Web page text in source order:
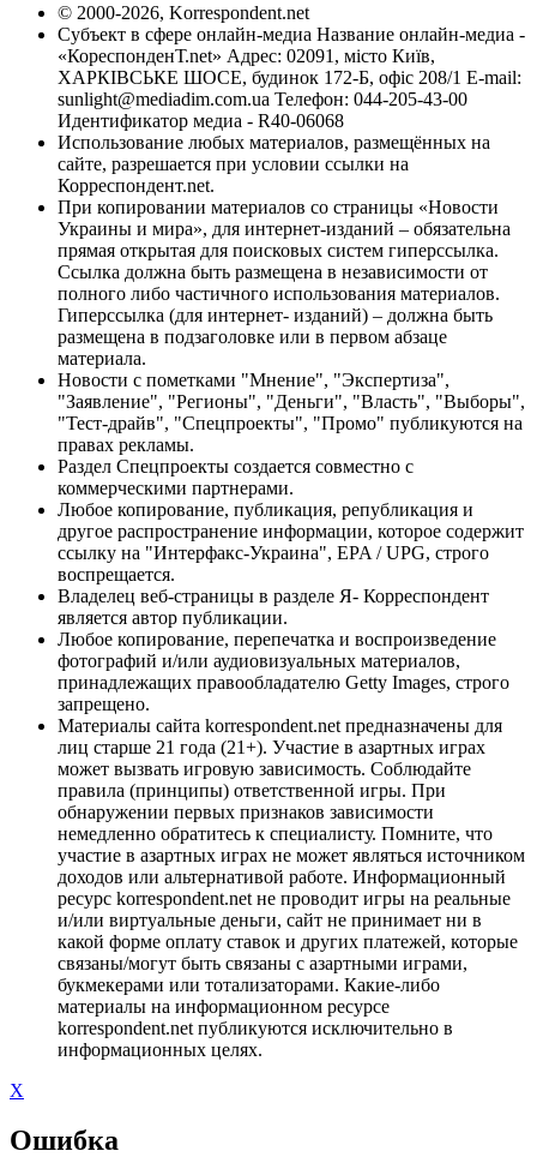
© 2000-2026, Korrespondent.net
Субъект в сфере онлайн-медиа Название онлайн-медиа -
«КореспонденТ.net» Адрес: 02091, місто Київ,
ХАРКІВСЬКЕ ШОСЕ, будинок 172-Б, офіс 208/1 E-mail:
sunlight@mediadim.com.ua Телефон: 044-205-43-00
Идентификатор медиа - R40-06068
Использование любых материалов, размещённых на
сайте, разрешается при условии ссылки на
Корреспондент.net.
При копировании материалов со страницы «Новости
Украины и мира», для интернет-изданий – обязательна
прямая открытая для поисковых систем гиперссылка.
Ссылка должна быть размещена в независимости от
полного либо частичного использования материалов.
Гиперссылка (для интернет- изданий) – должна быть
размещена в подзаголовке или в первом абзаце
материала.
Новости с пометками "Мнение", "Экспертиза",
"Заявление", "Регионы", "Деньги", "Власть", "Выборы",
"Тест-драйв", "Спецпроекты", "Промо" публикуются на
правах рекламы.
Раздел Спецпроекты создается совместно с
коммерческими партнерами.
Любое копирование, публикация, републикация и
другое распространение информации, которое содержит
ссылку на "Интерфакс-Украина", EPA / UPG, строго
воспрещается.
Владелец веб-страницы в разделе Я- Корреспондент
является автор публикации.
Любое копирование, перепечатка и воспроизведение
фотографий и/или аудиовизуальных материалов,
принадлежащих правообладателю Getty Images, строго
запрещено.
Материалы сайта korrespondent.net предназначены для
лиц старше 21 года (21+). Участие в азартных играх
может вызвать игровую зависимость. Соблюдайте
правила (принципы) ответственной игры. При
обнаружении первых признаков зависимости
немедленно обратитесь к специалисту. Помните, что
участие в азартных играх не может являться источником
доходов или альтернативой работе. Информационный
ресурс korrespondent.net не проводит игры на реальные
и/или виртуальные деньги, сайт не принимает ни в
какой форме оплату ставок и других платежей, которые
связаны/могут быть связаны с азартными играми,
букмекерами или тотализаторами. Какие-либо
материалы на информационном ресурсе
korrespondent.net публикуются исключительно в
информационных целях.
X
Ошибка